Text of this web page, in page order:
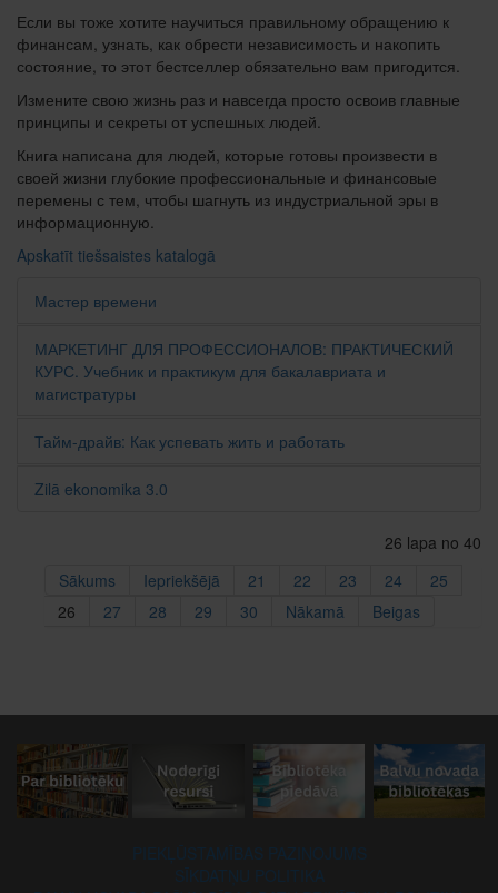
Если вы тоже хотите научиться правильному обращению к
финансам, узнать, как обрести независимость и накопить
состояние, то этот бестселлер обязательно вам пригодится.
Измените свою жизнь раз и навсегда просто освоив главные
принципы и секреты от успешных людей.
Книга написана для людей, которые готовы произвести в
своей жизни глубокие профессиональные и финансовые
перемены с тем, чтобы шагнуть из индустриальной эры в
информационную.
Apskatīt tiešsaistes katalogā
Мастер времени
МАРКЕТИНГ ДЛЯ ПРОФЕССИОНАЛОВ: ПРАКТИЧЕСКИЙ
КУРС. Учебник и практикум для бакалавриата и
магистратуры
Тайм-драйв: Как успевать жить и работать
Zilā ekonomika 3.0
26 lapa no 40
Sākums
Iepriekšējā 21 22 23 24
25
26
27 28 29 30 Nākamā Beigas